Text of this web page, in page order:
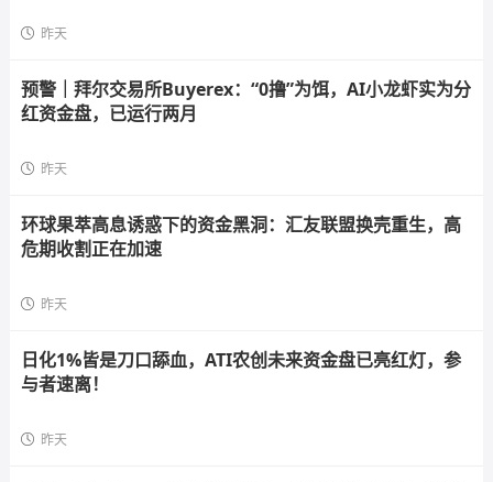
昨天
预警｜拜尔交易所Buyerex：“0撸”为饵，AI小龙虾实为分
红资金盘，已运行两月
昨天
环球果萃高息诱惑下的资金黑洞：汇友联盟换壳重生，高
危期收割正在加速
昨天
日化1%皆是刀口舔血，ATI农创未来资金盘已亮红灯，参
与者速离！
昨天